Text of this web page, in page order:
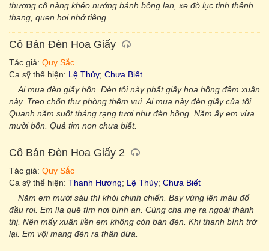
thương cô nàng khéo nướng bánh bông lan, xe đò lục tỉnh thênh
thang, quen hơi nhớ tiêng...
Cô Bán Đèn Hoa Giấy
Tác giả: Quy Sắc
Ca sỹ thể hiện: Lệ Thủy; Chưa Biết
Ai mua đèn giấy hôn. Đèn tôi này phất giấy hoa hồng đêm xuân
này. Treo chốn thư phòng thêm vui. Ai mua này đèn giấy của tôi.
Quanh năm suốt tháng rạng tươi như đèn hồng. Năm ấy em vừa
mười bốn. Quả tim non chưa biết.
Cô Bán Đèn Hoa Giấy 2
Tác giả: Quy Sắc
Ca sỹ thể hiện: Thanh Hương; Lệ Thủy; Chưa Biết
Năm em mười sáu thì khói chinh chiến. Bay vùng lên máu đổ
đầu rơi. Em lìa quê tìm nơi bình an. Cùng cha mẹ ra ngoài thành
thị. Nên mấy xuân liền em không còn bán đèn. Khi thanh bình trở
lại. Em vội mang đèn ra thân dừa.